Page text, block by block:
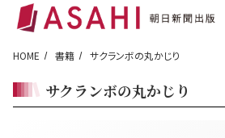
HOME 書籍 サクランボの丸かじり
サクランボの丸かじり